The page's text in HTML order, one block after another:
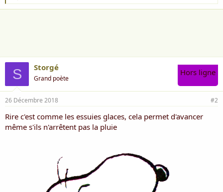
'
a
S Storgé
Grand poète
Hors ligne
26 Décembre 2018 #2
Rire c'est comme les essuies glaces, cela permet d'avancer
même s'ils n'arrêtent pas la pluie